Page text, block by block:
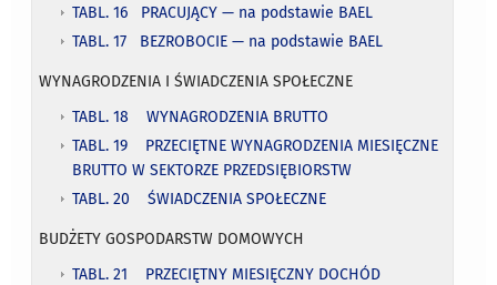
TABL. 16 PRACUJĄCY — na podstawie BAEL
TABL. 17 BEZROBOCIE — na podstawie BAEL
WYNAGRODZENIA I ŚWIADCZENIA SPOŁECZNE
TABL. 18 WYNAGRODZENIA BRUTTO
TABL. 19 PRZECIĘTNE WYNAGRODZENIA MIESIĘCZNE
BRUTTO W SEKTORZE PRZEDSIĘBIORSTW
TABL. 20 ŚWIADCZENIA SPOŁECZNE
BUDŻETY GOSPODARSTW DOMOWYCH
TABL. 21 PRZECIĘTNY MIESIĘCZNY DOCHÓD